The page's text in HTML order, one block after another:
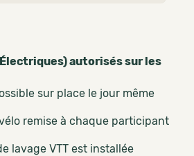
Électriques) autorisés sur les
sur place le jour même
remise à chaque participant
lavage VTT est installée